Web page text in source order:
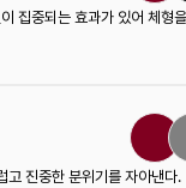
집중되는 효과가 있어 체형
고 진중한 분위기를 자아낸다.